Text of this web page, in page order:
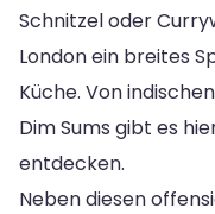
Schnitzel oder
London ein breites
Küche. Von
Dim Sums gibt es
entdecken.
Neben diesen